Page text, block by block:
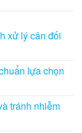
xử lý cân đối
lựa chọn
tránh nhiễm